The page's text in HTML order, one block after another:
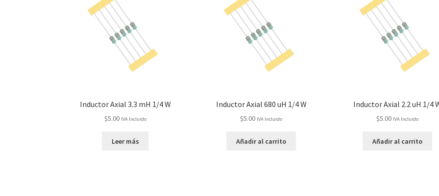
Inductor Axial 3.3 mH 1/4 W
$5.00 IVA Incluido
Leer más
Inductor Axial 680 uH 1/4 W
$5.00 IVA Incluido
Añadir al carrito
Inductor Axial 2.2 uH 1/4
$5.00 IVA Incluido
Añadir al carrito